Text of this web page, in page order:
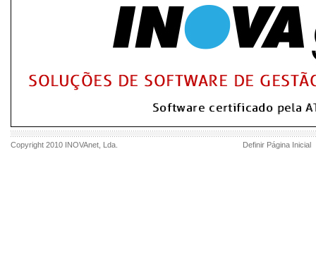
Copyright 2010 INOVAnet , Lda. Definir Página Inicial